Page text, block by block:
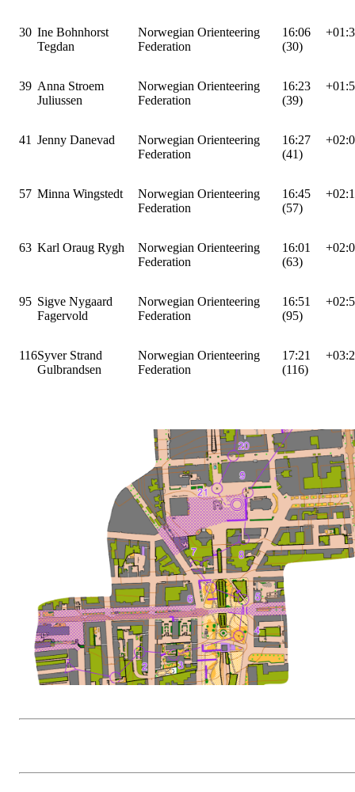
30 Ine Bohnhorst
Tegdan
Norwegian Orienteering
Federation
16:06
(30)
39 Anna Stroem
Juliussen
Norwegian Orienteering
Federation
16:23
(39)
41 Jenny Danevad
Norwegian Orienteering
Federation
16:27
(41)
57 Minna Wingstedt
Norwegian Orienteering
Federation
16:45
(57)
63 Karl Oraug Rygh
Norwegian Orienteering
Federation
16:01
(63)
95 Sigve Nygaard
Fagervold
Norwegian Orienteering
Federation
16:51
(95)
116Syver Strand
Gulbrandsen
Norwegian Orienteering
Federation
17:21
(116)